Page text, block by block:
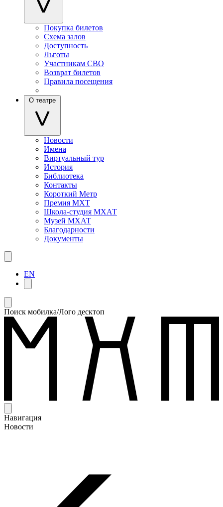
Покупка билетов
Схема залов
Доступность
Льготы
Участникам СВО
Возврат билетов
Правила посещения
О театре
Новости
Имена
Виртуальный тур
История
Библиотека
Контакты
Короткий Метр
Премия МХТ
Школа-студия МХАТ
Музей МХАТ
Благодарности
Документы
EN
Поиск мобилка/Лого десктоп
Навигация
Новости